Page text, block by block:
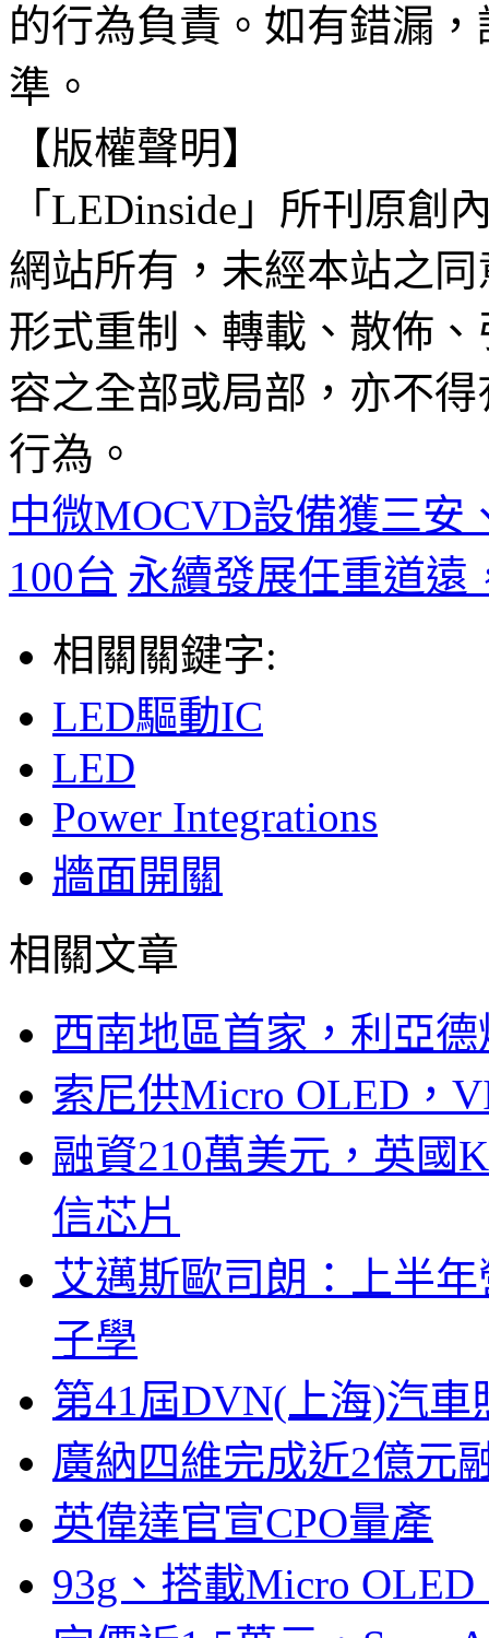
的行為負責。如有錯漏
準。
【版權聲明】
「LEDinside」所刊原創
網站所有，未經本站之
形式重制、轉載、散佈
容之全部或局部，亦不
行為。
中微MOCVD設備獲三安
100台 永續發展任重道遠
相關關鍵字:
LED驅動IC
LED
Power Integrations
牆面開關
相關文章
西南地區首家，利亞
索尼供Micro OLED，
融資210萬美元，英國
信芯片
艾邁斯歐司朗：上半
子學
第41屆DVN(上海)汽
廣納四維完成近2億元
英偉達官宣CPO量產
93g、搭載Micro